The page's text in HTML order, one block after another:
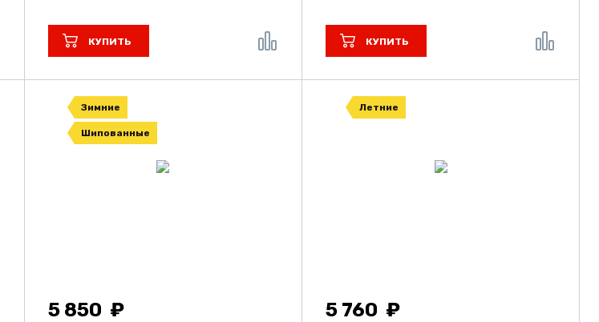
КУПИТЬ КУПИТЬ
Зимние
Шипованные
5 850
Летние
5 760